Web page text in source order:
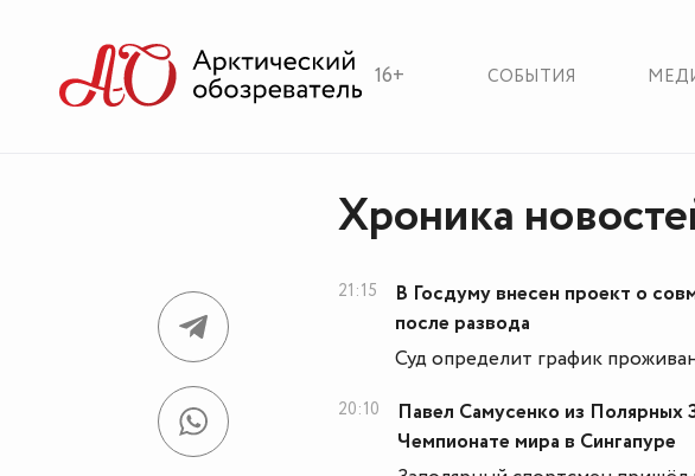
16+ СОБЫТИЯ
Хроника
21:15
В Госдуму внесен проект о
после развода
Суд определит график
20:10
Павел Самусенко из Полярных
Чемпионате мира в Сингапуре